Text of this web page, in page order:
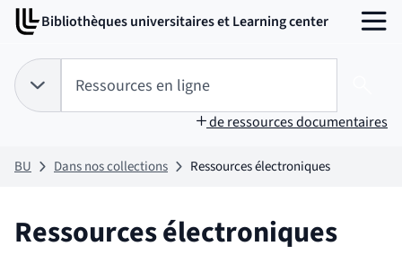
Aller
Aller
page
Bibliothèques universitaires et Learning center MENU
Choix du périmètre de recherche :
RESSOURCES EN LIGNE
sélectionnéTapez votre recherche pour rechercher dans :
Ressources en ligne
de ressources documentaires
BU Dans nos collections Ressources électroniques
Ressources électroniques